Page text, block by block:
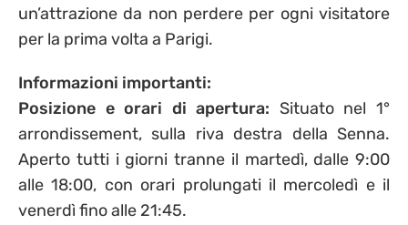
un’attrazione da non perdere per ogni visitatore
per la prima volta a Parigi.
Informazioni importanti:
Posizione e orari di apertura: Situato nel 1°
arrondissement, sulla riva destra della Senna.
Aperto tutti i giorni tranne il martedì, dalle 9:00
alle 18:00, con orari prolungati il mercoledì e il
venerdì fino alle 21:45.